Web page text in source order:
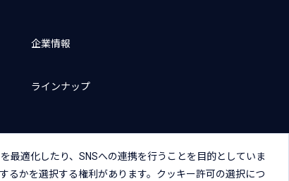
企業情報
ラインナップ
最適化したり、SNSへの連携を行うことを目的としていま
るかを選択する権利があります。クッキー許可の選択につ